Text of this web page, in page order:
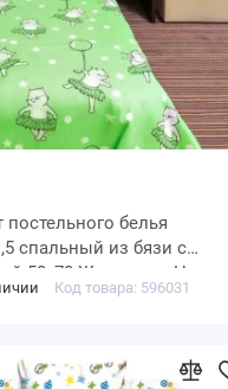
белья
50х70 Животные Ночь
Код товара: 596031